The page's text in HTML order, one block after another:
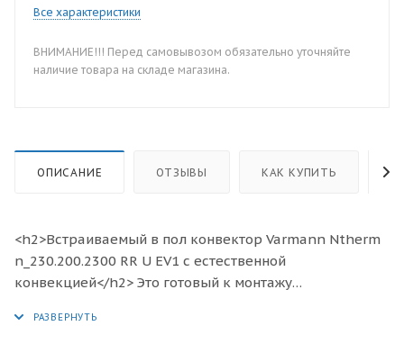
Все характеристики
ВНИМАНИЕ!!! Перед самовывозом обязательно уточняйте
наличие товара на складе магазина.
ОПИСАНИЕ ОТЗЫВЫ КАК КУПИТЬ
<h2>Встраиваемый в пол конвектор Varmann Ntherm
n_230.200.2300 RR U EV1 с естественной
конвекцией</h2> Это готовый к монтажу
изоляции от холодного воздуха больших, доходящих